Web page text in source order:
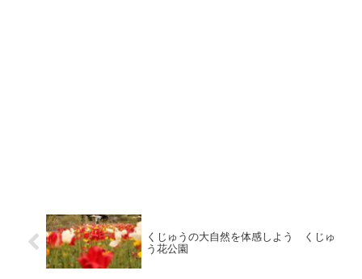
くじゅうの大自然を体感しよう くじゅ
う花公園